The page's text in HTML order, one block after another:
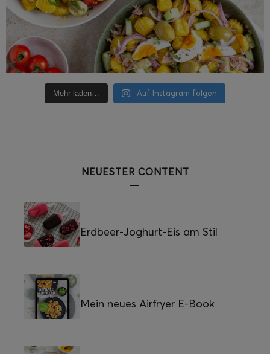
Mehr laden… Auf Instagram folgen
NEUESTER CONTENT
Erdbeer-Joghurt-Eis am Stil
Mein neues Airfryer E-Book